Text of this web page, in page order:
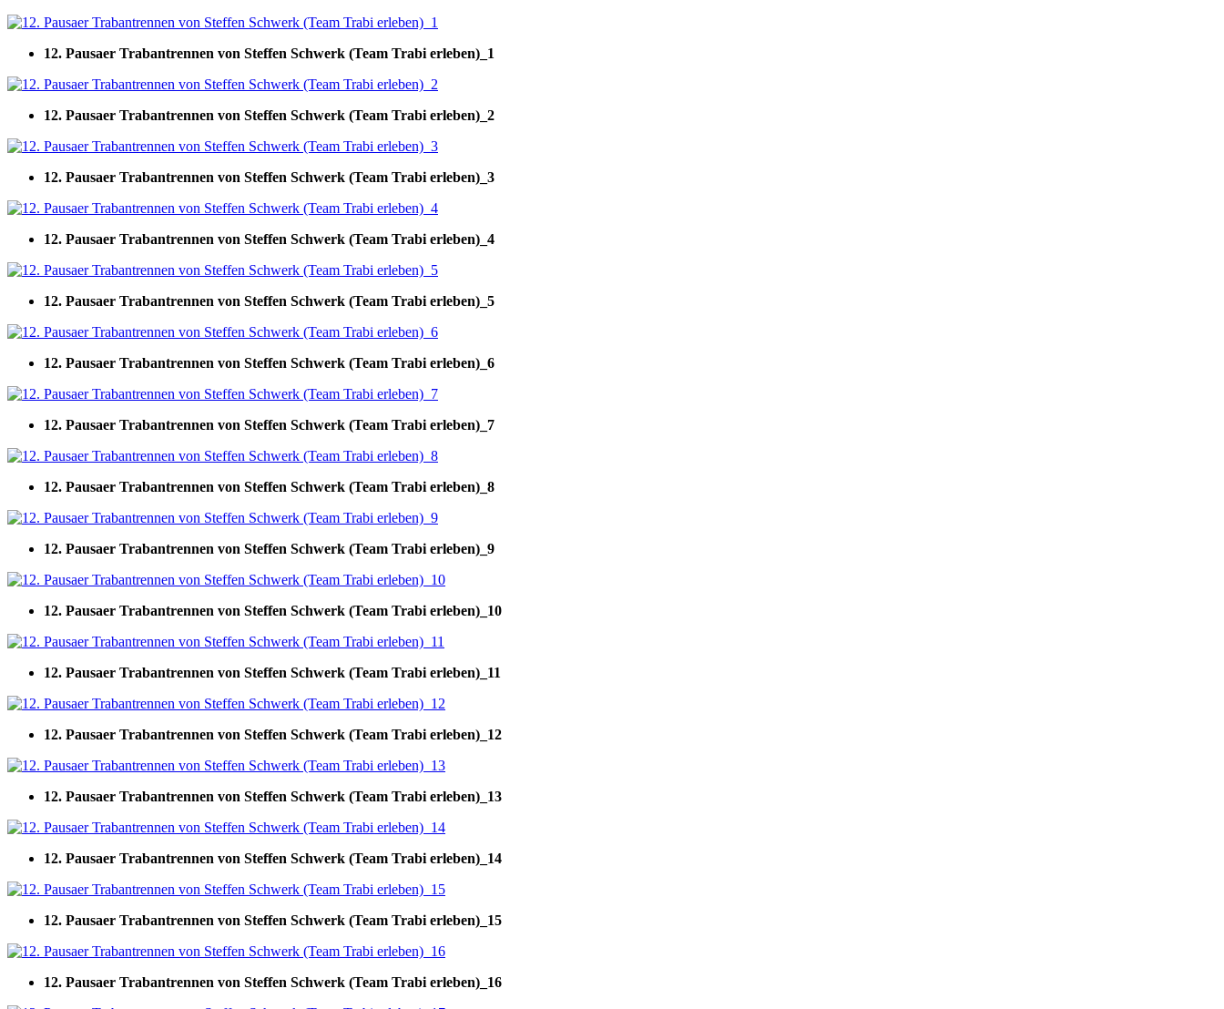
12. Pausaer Trabantrennen von Steffen Schwerk (Team Trabi erleben)_1
12. Pausaer Trabantrennen von Steffen Schwerk (Team Trabi erleben)_2
12. Pausaer Trabantrennen von Steffen Schwerk (Team Trabi erleben)_3
12. Pausaer Trabantrennen von Steffen Schwerk (Team Trabi erleben)_4
12. Pausaer Trabantrennen von Steffen Schwerk (Team Trabi erleben)_5
12. Pausaer Trabantrennen von Steffen Schwerk (Team Trabi erleben)_6
12. Pausaer Trabantrennen von Steffen Schwerk (Team Trabi erleben)_7
12. Pausaer Trabantrennen von Steffen Schwerk (Team Trabi erleben)_8
12. Pausaer Trabantrennen von Steffen Schwerk (Team Trabi erleben)_9
12. Pausaer Trabantrennen von Steffen Schwerk (Team Trabi erleben)_10
12. Pausaer Trabantrennen von Steffen Schwerk (Team Trabi erleben)_11
12. Pausaer Trabantrennen von Steffen Schwerk (Team Trabi erleben)_12
12. Pausaer Trabantrennen von Steffen Schwerk (Team Trabi erleben)_13
12. Pausaer Trabantrennen von Steffen Schwerk (Team Trabi erleben)_14
12. Pausaer Trabantrennen von Steffen Schwerk (Team Trabi erleben)_15
12. Pausaer Trabantrennen von Steffen Schwerk (Team Trabi erleben)_16